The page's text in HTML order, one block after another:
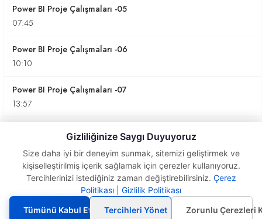
Power BI Proje Çalışmaları -05
07:45
Power BI Proje Çalışmaları -06
10:10
Power BI Proje Çalışmaları -07
13:57
Power BI Proje Çalışmaları -08
Power BI Proje Çalışmaları -09
15:30
Power BI Proje Çalışmaları -10
Çalışmaları -10
Gizliliğinize Saygı Duyuyoruz
Size daha iyi bir deneyim sunmak, sitemizi geliştirmek ve
kişiselleştirilmiş içerik sağlamak için çerezler kullanıyoruz.
Tercihlerinizi istediğiniz zaman değiştirebilirsiniz. Çerez
Politikası
Gizlilik Politikası
Tümünü Kabul Et
Tercihleri Yönet Zorunlu Çerezleri